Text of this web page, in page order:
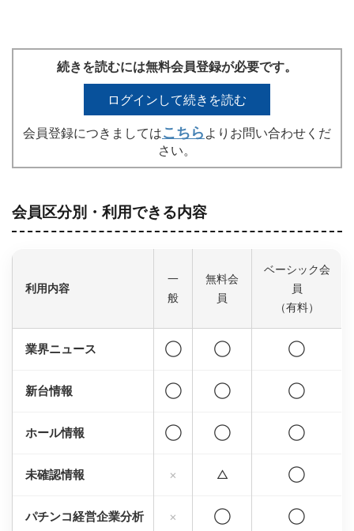
続きを読むには無料会員登録が必要です。
ログインして続きを読む
会員登録につきましてはこちら よりお問い合わせくだ
さい。
会員区分別・利用できる内容
利用内容
一
般
無料会
員
ベーシック会
員
（有料）
業界ニュース ◯ ◯ ◯
新台情報 ◯ ◯ ◯
ホール情報 ◯ ◯ ◯
未確認情報 × △ ◯
パチンコ経営企業分析 × ◯ ◯